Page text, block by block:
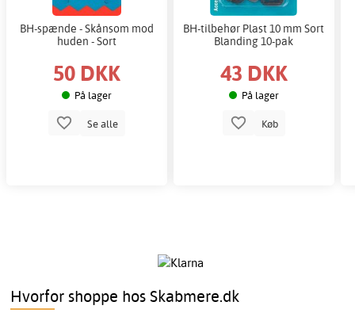
BH-spænde - Skånsom mod
huden - Sort
50 DKK
På lager
Se alle
BH-tilbehør Plast 10 mm Sort
Blanding 10-pak
43 DKK
På lager
Køb
Hvorfor shoppe hos Skabmere.dk